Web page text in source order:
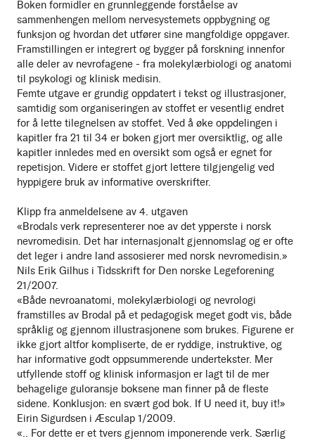
Boken formidler en grunnleggende forståelse av
sammenhengen mellom nervesystemets oppbygning og
funksjon og hvordan det utfører sine mangfoldige oppgaver.
Framstillingen er integrert og bygger på forskning innenfor
alle deler av nevrofagene - fra molekylærbiologi og anatomi
til psykologi og klinisk medisin.
Femte utgave er grundig oppdatert i tekst og illustrasjoner,
samtidig som organiseringen av stoffet er vesentlig endret
for å lette tilegnelsen av stoffet. Ved å øke oppdelingen i
kapitler fra 21 til 34 er boken gjort mer oversiktlig, og alle
kapitler innledes med en oversikt som også er egnet for
repetisjon. Videre er stoffet gjort lettere tilgjengelig ved
hyppigere bruk av informative overskrifter.
Klipp fra anmeldelsene av 4. utgaven
«Brodals verk representerer noe av det ypperste i norsk
nevromedisin. Det har internasjonalt gjennomslag og er ofte
det leger i andre land assosierer med norsk nevromedisin.»
Nils Erik Gilhus i Tidsskrift for Den norske Legeforening
21/2007.
«Både nevroanatomi, molekylærbiologi og nevrologi
framstilles av Brodal på et pedagogisk meget godt vis, både
språklig og gjennom illustrasjonene som brukes. Figurene er
ikke gjort altfor kompliserte, de er ryddige, instruktive, og
har informative godt oppsummerende undertekster. Mer
utfyllende stoff og klinisk informasjon er lagt til de mer
behagelige guloransje boksene man finner på de fleste
sidene. Konklusjon: en svært god bok. If U need it, buy it!»
Eirin Sigurdsen i Æsculap 1/2009.
«.. For dette er et tvers gjennom imponerende verk. Særlig